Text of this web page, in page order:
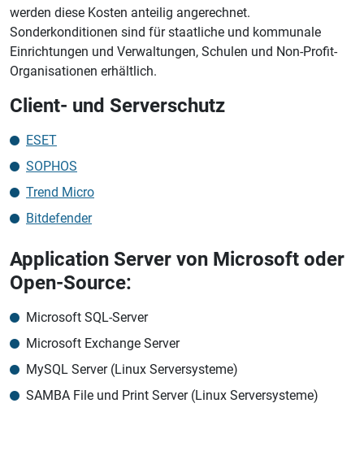
werden diese Kosten anteilig angerechnet.
Sonderkonditionen sind für staatliche und kommunale
Einrichtungen und Verwaltungen, Schulen und Non-Profit-
Organisationen erhältlich.
Client- und Serverschutz
ESET
SOPHOS
Trend Micro
Bitdefender
Application Server von Microsoft oder
Open-Source:
Microsoft SQL-Server
Microsoft Exchange Server
MySQL Server (Linux Serversysteme)
SAMBA File und Print Server (Linux Serversysteme)